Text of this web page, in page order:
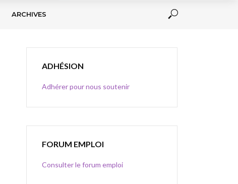
ARCHIVES
ADHÉSION
Adhérer pour nous soutenir
FORUM EMPLOI
Consulter le forum emploi